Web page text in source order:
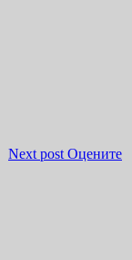
Next post Оцените